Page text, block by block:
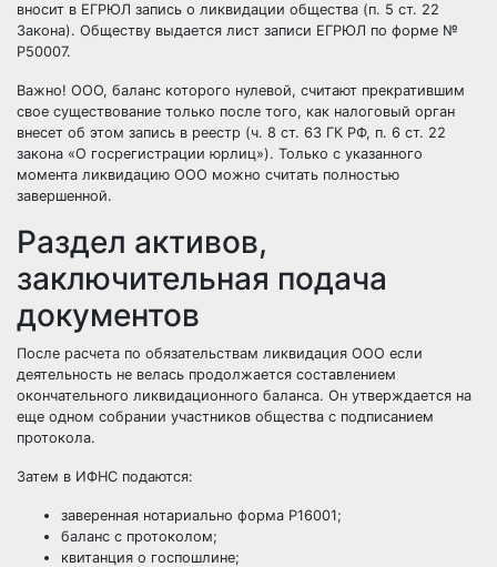
вносит в ЕГРЮЛ запись о ликвидации общества (п. 5 ст. 22
Закона). Обществу выдается лист записи ЕГРЮЛ по форме №
Р50007.
Важно! ООО, баланс которого нулевой, считают прекратившим
свое существование только после того, как налоговый орган
внесет об этом запись в реестр (ч. 8 ст. 63 ГК РФ, п. 6 ст. 22
закона «О госрегистрации юрлиц»). Только с указанного
момента ликвидацию ООО можно считать полностью
завершенной.
Раздел активов,
заключительная подача
документов
После расчета по обязательствам ликвидация ООО если
деятельность не велась продолжается составлением
окончательного ликвидационного баланса. Он утверждается на
еще одном собрании участников общества с подписанием
протокола.
Затем в ИФНС подаются:
заверенная нотариально форма Р16001;
баланс с протоколом;
квитанция о госпошлине;